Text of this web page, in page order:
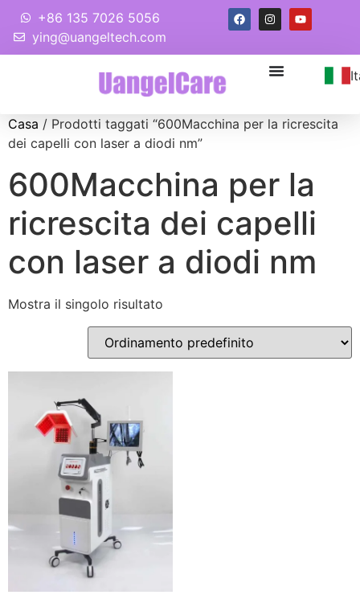
+86 135 7026 5056
ying@uangeltech.com
Casa / Prodotti taggati “600Macchina per la ricrescita
dei capelli con laser a diodi nm”
600Macchina per la
ricrescita dei capelli
con laser a diodi nm
Mostra il singolo risultato